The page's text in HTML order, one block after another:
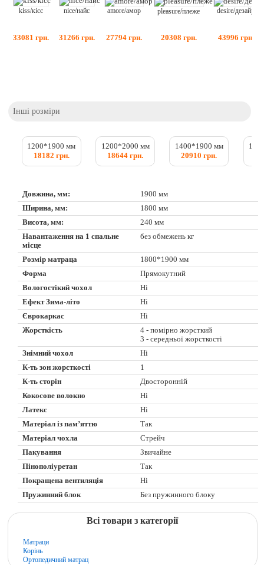
kiss/кісс
33081 грн.
nice/найс
31266 грн.
amore/амор
27794 грн.
pleasure/плеже
20308 грн.
desire/дезайр
43996 грн.
Інші розміри
1200*1900 мм
18182 грн.
1200*2000 мм
18644 грн.
1400*1900 мм
20910 грн.
Довжина, мм:
1900 мм
Ширина, мм:
1800 мм
Висота, мм:
240 мм
Навантаження на 1 спальне
місце
без обмежень кг
Розмір матраца
1800*1900 мм
Форма
Прямокутний
Вологостікий чохол
Ні
Ефект Зима-літо
Ні
Єврокаркас
Ні
Жорсткість
4 - помірно жорсткий
3 - середньої жорсткості
Знімний чохол
Ні
К-ть зон жорсткості
1
К-ть сторін
Двосторонній
Кокосове волокно
Ні
Латекс
Ні
Матеріал із пам’яттю
Так
Матеріал чохла
Стрейч
Пакування
Звичайне
Пінополіуретан
Так
Покращена вентиляція
Ні
Пружинний блок
Без пружинного блоку
Всі товари з категорії
Матраци
Корінь
Ортопедичний матрац